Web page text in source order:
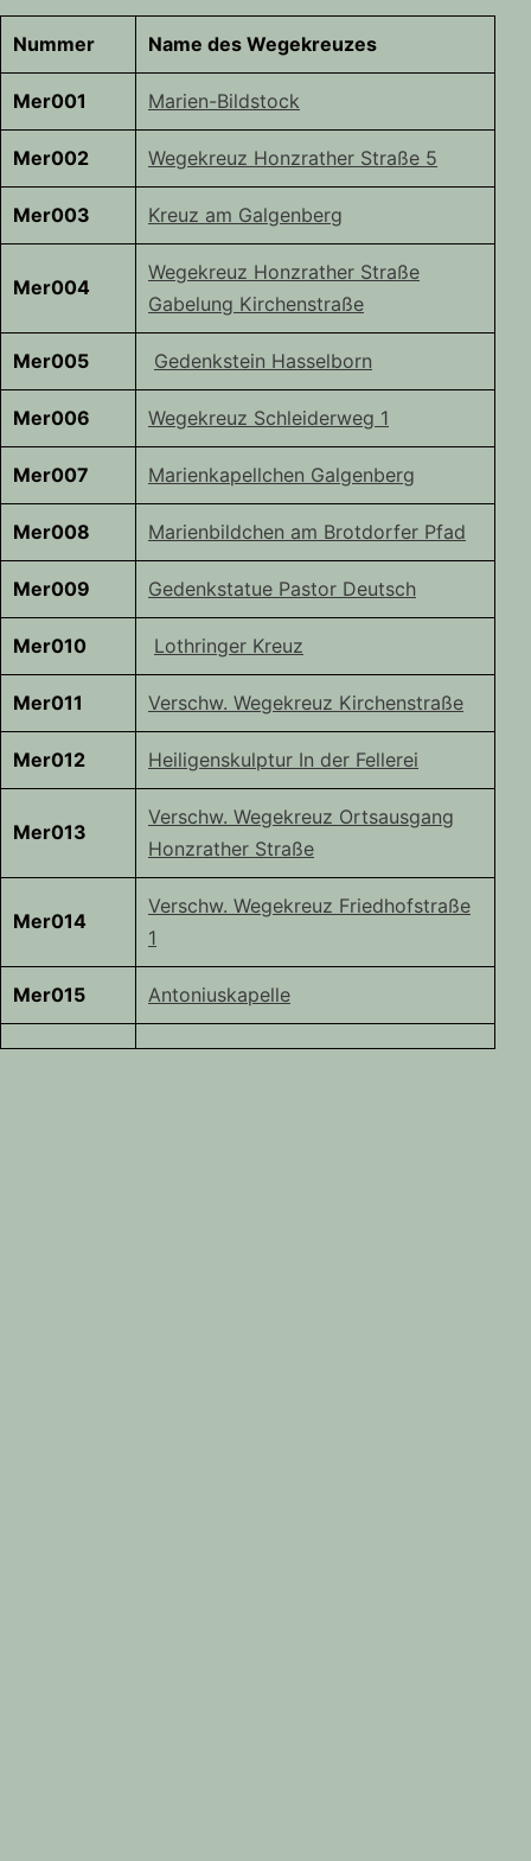
Nummer Name des Wegekreuzes
Mer001 Marien-Bildstock
Mer002 Wegekreuz Honzrather Straße 5
Mer003 Kreuz am Galgenberg
Mer004
Wegekreuz Honzrather Straße
Gabelung Kirchenstraße
Mer005 Gedenkstein Hasselborn
Mer006 Wegekreuz Schleiderweg 1
Mer007 Marienkapellchen Galgenberg
Mer008 Marienbildchen am Brotdorfer Pfad
Mer009 Gedenkstatue Pastor Deutsch
Mer010 Lothringer Kreuz
Mer011 Verschw. Wegekreuz Kirchenstraße
Mer012 Heiligenskulptur In der Fellerei
Mer013
Verschw. Wegekreuz Ortsausgang
Honzrather Straße
Mer014
Verschw. Wegekreuz Friedhofstraße
1
Mer015 Antoniuskapelle